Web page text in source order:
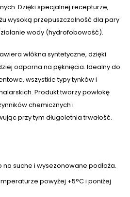
Dzięki specjalnej recepturze,
wysoką przepuszczalność dla pary
wody (hydrofobowość).
włókna syntetyczne, dzięki
odporna na pęknięcia. Idealny do
wszystkie typy tynków i
Produkt tworzy powłokę
chemicznych i
przy tym długoletnia trwałość.
na suche i wysezonowane podłoża.
powyżej +5°C i poniżej